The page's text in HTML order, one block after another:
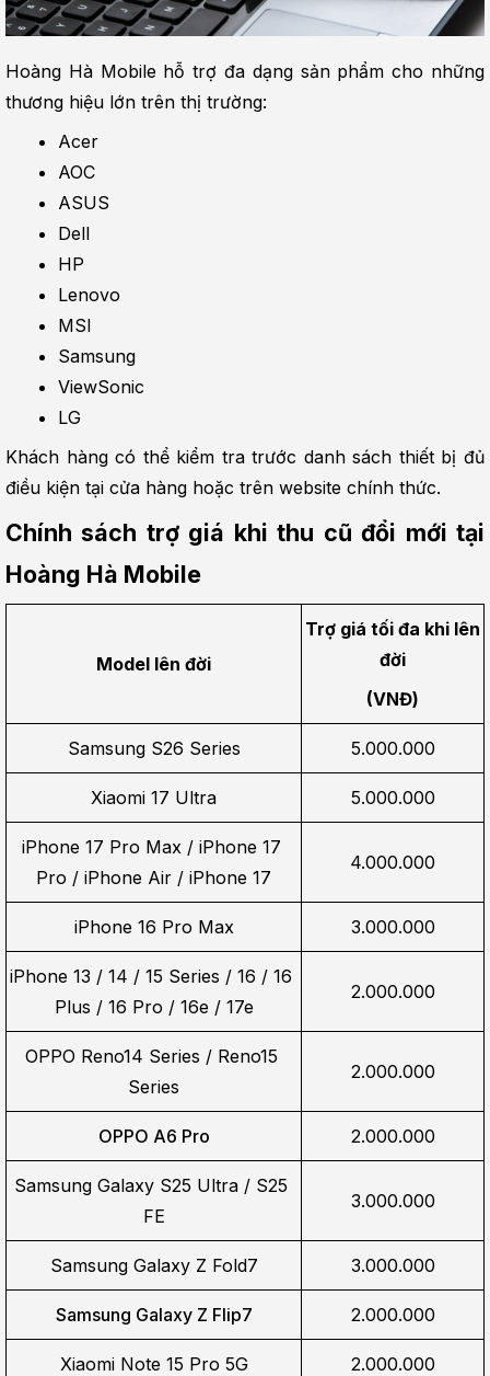
Hoàng Hà Mobile hỗ trợ đa dạng sản phẩm cho những
thương hiệu lớn trên thị trường:
Acer
AOC
ASUS
Dell
HP
Lenovo
MSI
Samsung
ViewSonic
LG
Khách hàng có thể kiểm tra trước danh sách thiết bị đủ
điều kiện tại cửa hàng hoặc trên website chính thức.
Chính sách trợ giá khi thu cũ đổi mới tại
Hoàng Hà Mobile
Model lên đời
Trợ giá tối đa khi lên
đời
(VNĐ)
Samsung S26 Series 5.000.000
Xiaomi 17 Ultra 5.000.000
iPhone 17 Pro Max / iPhone 17
Pro / iPhone Air / iPhone 17
4.000.000
iPhone 16 Pro Max 3.000.000
iPhone 13 / 14 / 15 Series / 16 / 16
Plus / 16 Pro / 16e / 17e
2.000.000
OPPO Reno14 Series / Reno15
Series
2.000.000
OPPO A6 Pro 2.000.000
Samsung Galaxy S25 Ultra / S25
FE
3.000.000
Samsung Galaxy Z Fold7 3.000.000
Samsung Galaxy Z Flip7 2.000.000
Xiaomi Note 15 Pro 5G 2.000.000